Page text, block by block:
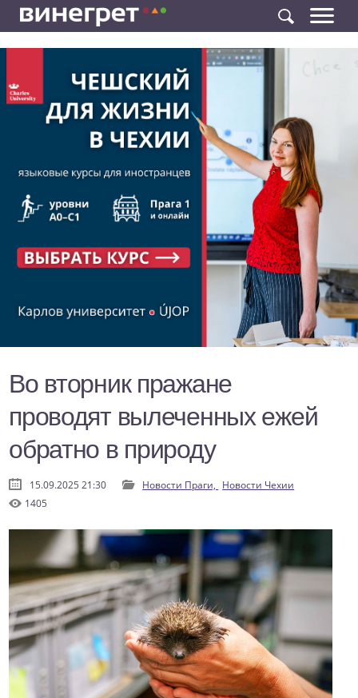
Во вторник пражане
проводят вылеченных ежей
обратно в природу
15.09.2025 21:30 Новости Праги, Новости Чехии
1405